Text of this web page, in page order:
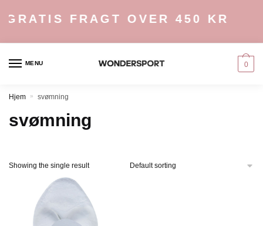
GRATIS FRAGT OVER 450 KR
MENU 0
Hjem » svømning
svømning
Showing the single result